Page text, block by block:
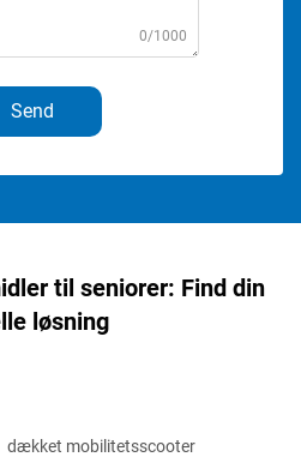
0/1000
Send
til seniorer: Find din
løsning
dækket mobilitetsscooter